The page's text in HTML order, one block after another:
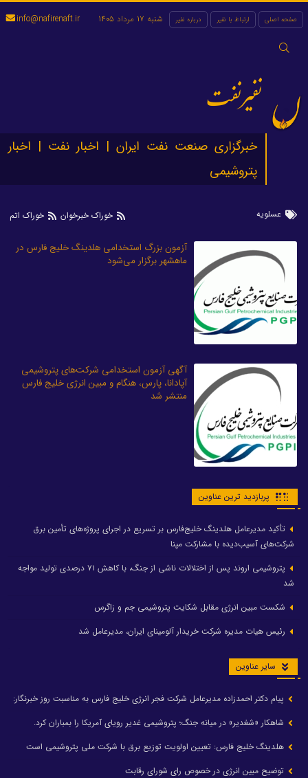
صفحه اصلی ارتباط با نفیر درباره نفیر
جستجو
شنبه 17 مرداد 1405 info@nafirenaft.ir
نفیرنفت
خبرگزاری صنعت نفت ایران | اخبار نفت | اخبار
پتروشیمی
عسلویه خوراک خبرخوان خوراک اتم
آزمون بزرگ استخدامی هلدینگ خلیج فارس در
ماهشهر برگزار می‌شود
آگهی آزمون استخدامی شرکت‌های پتروشیمی
آپادانا، پارس، هنگام و مبین انرژی خلیج فارس
منتشر شد
پربازدید ترین عناوین
تأکید مدیرعامل هلدینگ خلیج‌فارس بر تسریع در اجرای پروژه‌های تأمین برق
شرکت‌های آسیب‌دیده با مشارکت مپنا
پتروشیمی اروند پس از اختلالات ناشی از جنگ، با کاهش ۷۱ درصدی تولید مواجه
شد
شکست مبین انرژی مقابل شکایت پتروشیمی جم و زاگرس
رئیس هیات مدیره شرکت خریدار آلومینای ایران، مدیرعامل شد
سایر عناوین
پیام دکتر احمدزاده مدیرعامل شرکت فجر انرژی خلیج فارس به مناسبت روز خبرنگار:
شاهکار «شغدیر» در میانه جنگ؛ پتروشیمی غدیر رویای آمریکا را بمباران کرد.
هلدینگ خلیج فارس: تعیین اولویت توزیع برق با شرکت ملی پتروشیمی است
توضیح مبین انرژی در خصوص رای شورای رقابت